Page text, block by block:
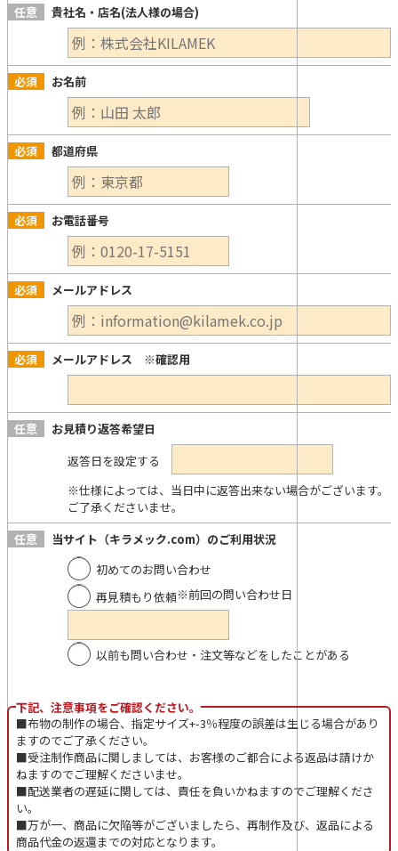
任意 貴社名・店名(法人様の場合)
必須 お名前
必須 都道府県
必須 お電話番号
必須 メールアドレス
必須 メールアドレス ※確認用
任意
お見積り返答希望日
返答日を設定する
※仕様によっては、当日中に返答出来ない場合がございます。
ご了承くださいませ。
任意
当サイト（キラメック.com）のご利用状況
初めてのお問い合わせ
再見積もり依頼※前回の問い合わせ日
以前も問い合わせ・注文等などをしたことがある
下記、注意事項をご確認ください。
■布物の制作の場合、指定サイズ+-3％程度の誤差は生じる場合があり
ますのでご了承ください。
■受注制作商品に関しましては、お客様のご都合による返品は請けか
ねますのでご理解くださいませ。
■配送業者の遅延に関しては、責任を負いかねますのでご理解くださ
い。
■万が一、商品に欠陥等がございましたら、再制作及び、返品による
商品代金の返還までの対応となります。